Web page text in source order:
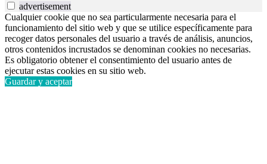
advertisement
Cualquier cookie que no sea particularmente necesaria para el
funcionamiento del sitio web y que se utilice específicamente para
recoger datos personales del usuario a través de análisis, anuncios,
otros contenidos incrustados se denominan cookies no necesarias.
Es obligatorio obtener el consentimiento del usuario antes de
ejecutar estas cookies en su sitio web.
Guardar y aceptar